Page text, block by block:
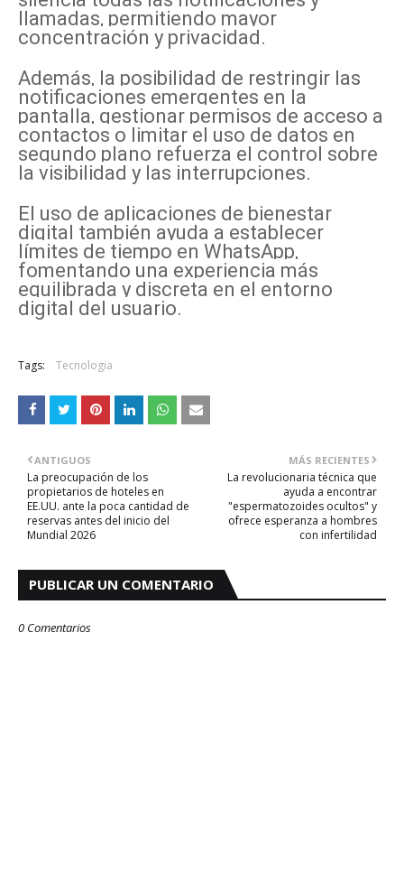
llamadas, permitiendo mayor
concentración y privacidad.
Además, la posibilidad de restringir las
notificaciones emergentes en la
pantalla, gestionar permisos de acceso a
contactos o limitar el uso de datos en
segundo plano refuerza el control sobre
la visibilidad y las interrupciones.
El uso de aplicaciones de bienestar
digital también ayuda a establecer
límites de tiempo en WhatsApp,
fomentando una experiencia más
equilibrada y discreta en el entorno
digital del usuario.
Tags: Tecnologia
MÁS RECIENTES
La revolucionaria técnica que
ayuda a encontrar
"espermatozoides ocultos" y
ofrece esperanza a hombres
con infertilidad
ANTIGUOS
La preocupación de los
propietarios de hoteles en
EE.UU. ante la poca cantidad de
reservas antes del inicio del
Mundial 2026
PUBLICAR UN COMENTARIO
0 Comentarios